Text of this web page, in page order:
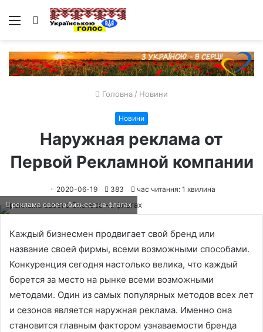
Меню Пошук
Головна / Новини
Новини
Наружная реклама от
Первой Рекламной компании
2020-06-19 383 час читання: 1 хвилина
реклама своего бизнеса на флагах
Каждый бизнесмен продвигает свой бренд или
название своей фирмы, всеми возможными способами.
Конкуренция сегодня настолько велика, что каждый
борется за место на рынке всеми возможными
методами. Один из самых популярных методов всех лет
и сезонов является наружная реклама. Именно она
становится главным фактором узнаваемости бренда